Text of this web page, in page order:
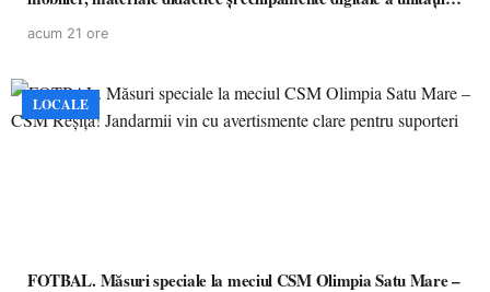
acum 21 ore
LOCALE
FOTBAL. Măsuri speciale la meciul CSM Olimpia Satu Mare –